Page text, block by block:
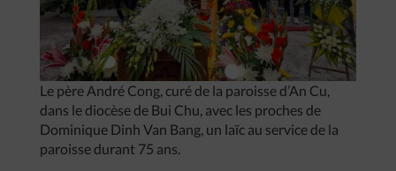
Le père André Cong, curé de la paroisse d’An Cu,
dans le diocèse de Bui Chu, avec les proches de
Dominique Dinh Van Bang, un laïc au service de la
paroisse durant 75 ans.